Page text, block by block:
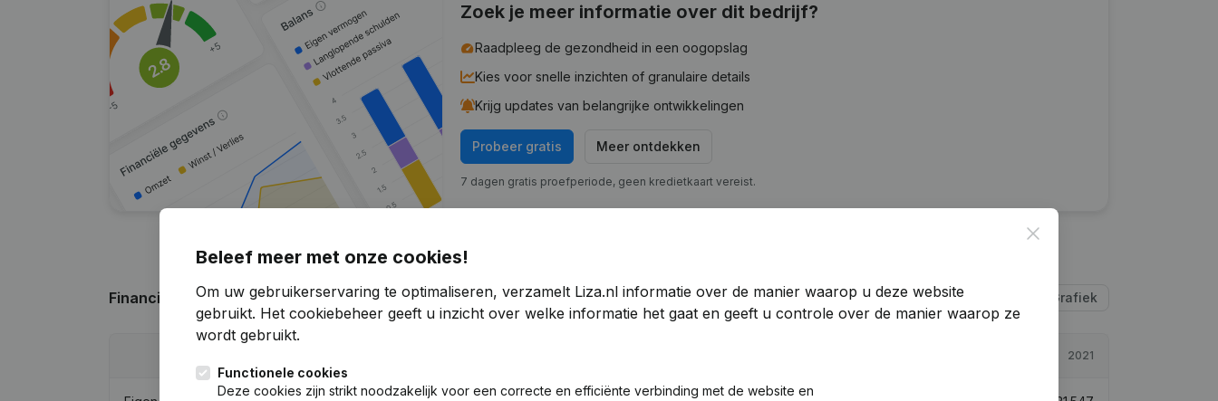
Zoek je meer informatie over dit bedrijf?
Raadpleeg de gezondheid in een oogopslag
Kies voor snelle inzichten of granulaire details
Krijg updates van belangrijke ontwikkelingen
Probeer gratis Meer ontdekken
7 dagen gratis proefperiode, geen kredietkaart vereist.
Financiële gegevensvan Van Vlijmen Beleggingen Grafiek
2021
Close
Beleef meer met onze cookies!
Om uw gebruikerservaring te optimaliseren, verzamelt Liza.nl informatie over de manier waarop u deze website
gebruikt. Het cookiebeheer geeft u inzicht over welke informatie het gaat en geeft u controle over de manier waarop ze
wordt gebruikt.
Functionele cookies
Deze cookies zijn strikt noodzakelijk voor een correcte en efficiënte verbinding met de website en